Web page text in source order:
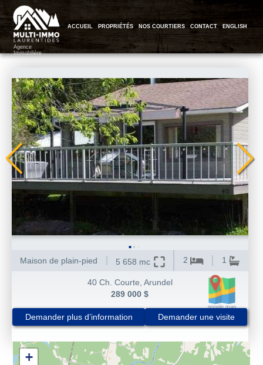
Agence
Immobilière
ACCUEIL PROPRIÉTÉS NOS COURTIERS CONTACT ENGLISH
Maison de plain-pied 5 658 mc 2 1
google map
40 Ch. Courte Arundel
289 000 $
Demander plus d’information Demander une visite
+